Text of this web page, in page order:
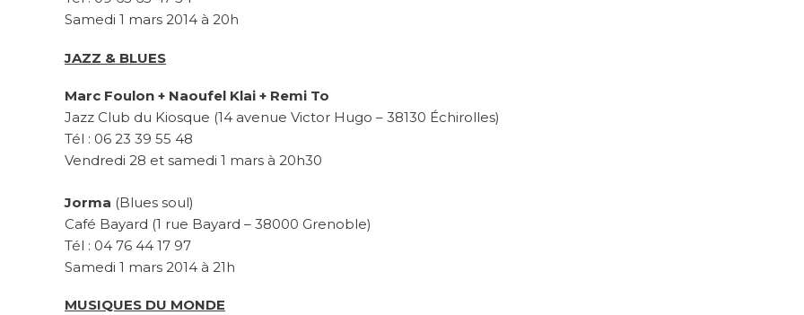
Samedi 1 mars 2014 à 20h
JAZZ & BLUES
Marc Foulon + Naoufel Klai + Remi To
Jazz Club du Kiosque (14 avenue Victor Hugo – 38130 Échirolles)
Tél : 06 23 39 55 48
Vendredi 28 et samedi 1 mars à 20h30
Jorma (Blues soul)
Café Bayard (1 rue Bayard – 38000 Grenoble)
Tél : 04 76 44 17 97
Samedi 1 mars 2014 à 21h
MUSIQUES DU MONDE